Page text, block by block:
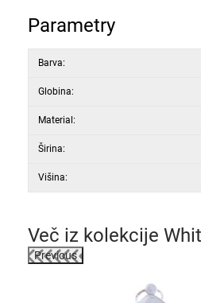
Parametry
Barva:
Globina:
Material:
Širina:
Višina:
Več iz kolekcije
Previous